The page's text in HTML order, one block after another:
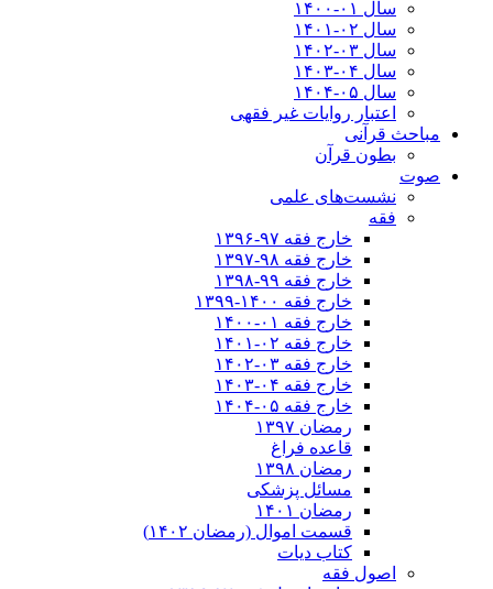
سال ۰۱-۱۴۰۰
سال ۰۲-۱۴۰۱
سال ۰۳-۱۴۰۲
سال ۰۴-۱۴۰۳
سال ۰۵-۱۴۰۴
اعتبار روایات غیر فقهی
مباحث قرآنی
بطون قرآن
صوت
نشست‌های علمی
فقه
خارج فقه ۹۷-۱۳۹۶
خارج فقه ۹۸-۱۳۹۷
خارج فقه ۹۹-۱۳۹۸
خارج فقه ۱۴۰۰-۱۳۹۹
خارج فقه ۰۱-۱۴۰۰
خارج فقه ۰۲-۱۴۰۱
خارج فقه ۰۳-۱۴۰۲
خارج فقه ۰۴-۱۴۰۳
خارج فقه ۰۵-۱۴۰۴
رمضان ۱۳۹۷
قاعده فراغ
رمضان ۱۳۹۸
مسائل پزشکی
رمضان ۱۴۰۱
قسمت اموال (رمضان ۱۴۰۲)
کتاب دیات
اصول فقه